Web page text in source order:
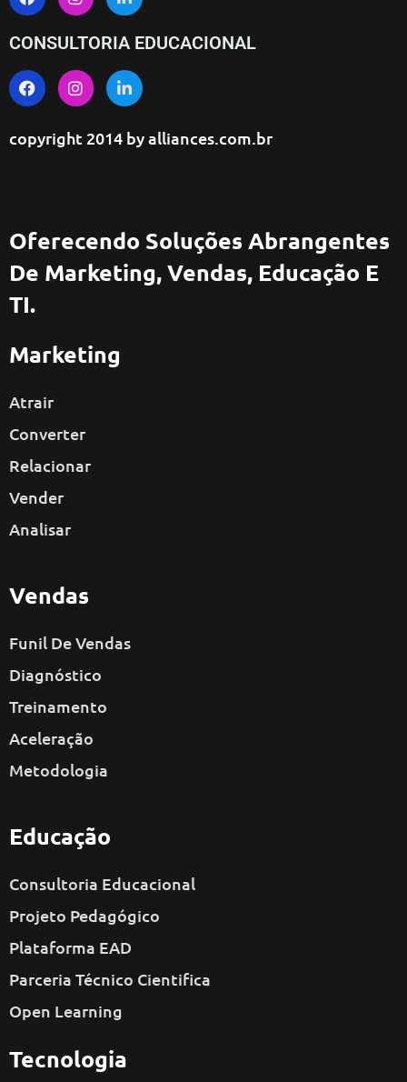
CONSULTORIA EDUCACIONAL
copyright 2014 byalliances.com.br
Oferecendo Soluções Abrangentes
De Marketing, Vendas, Educação E
TI.
Marketing
Atrair
Converter
Relacionar
Vender
Analisar
Vendas
Funil De Vendas
Diagnóstico
Treinamento
Aceleração
Metodologia
Educação
Consultoria Educacional
Projeto Pedagógico
Plataforma EAD
Parceria Técnico Cientifica
Open Learning
Tecnologia